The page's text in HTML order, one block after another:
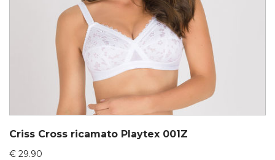
Criss Cross ricamato Playtex 001Z
€ 29.90